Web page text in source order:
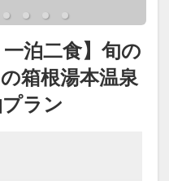
一泊二食】旬の
箱根湯本温泉
ラン